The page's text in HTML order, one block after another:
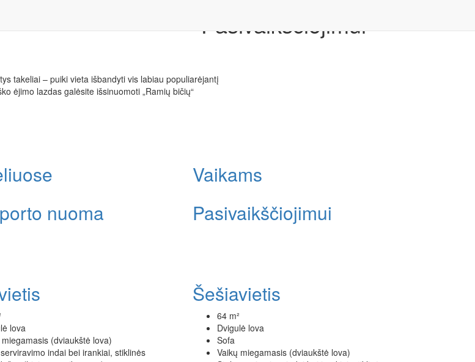
Pasivaikščiojimui
takeliai – puiki vieta išbandyti vis labiau populiarėjantį
ėjimo lazdas galėsite išsinuomoti „Ramių bičių“
Vaikams
nuoma Pasivaikščiojimui
lova
miegamasis (dviaukštė lova)
indai bei irankiai, stiklinės
Šešiavietis
64 m²
Dvigulė lova
Sofa
Vaikų miegamasis (dviaukštė lova)